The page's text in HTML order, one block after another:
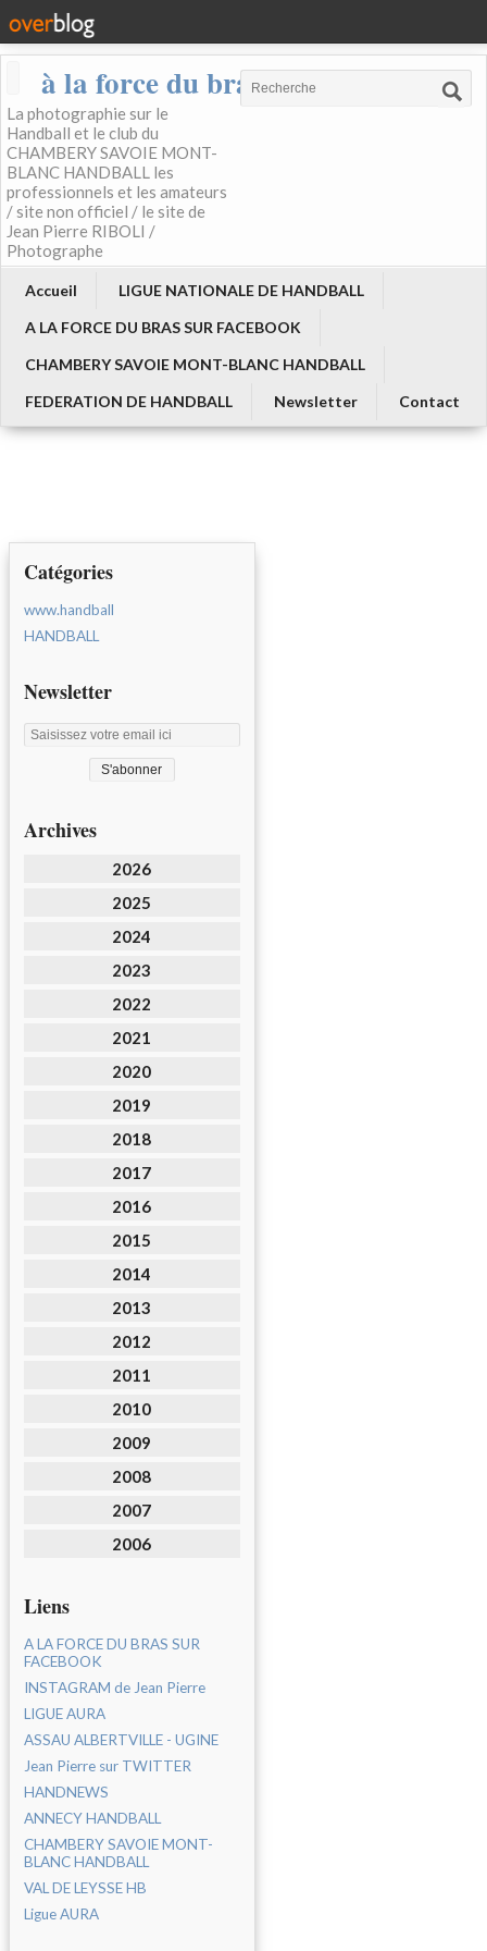
à la force du bras
La photographie sur le
Handball et le club du
CHAMBERY SAVOIE MONT-
BLANC HANDBALL les
professionnels et les amateurs
/ site non officiel / le site de
Jean Pierre RIBOLI /
Photographe
Accueil
LIGUE NATIONALE DE HANDBALL
A LA FORCE DU BRAS SUR FACEBOOK
CHAMBERY SAVOIE MONT-BLANC HANDBALL
FEDERATION DE HANDBALL
Newsletter Contact
Catégories
www.handball
HANDBALL
Newsletter
Archives
2026
2025
2024
2023
2022
2021
2020
2019
2018
2017
2016
2015
2014
2013
2012
2011
2010
2009
2008
2007
2006
Liens
A LA FORCE DU BRAS SUR
FACEBOOK
INSTAGRAM de Jean Pierre
LIGUE AURA
ASSAU ALBERTVILLE - UGINE
Jean Pierre sur TWITTER
HANDNEWS
ANNECY HANDBALL
CHAMBERY SAVOIE MONT-
BLANC HANDBALL
VAL DE LEYSSE HB
Ligue AURA